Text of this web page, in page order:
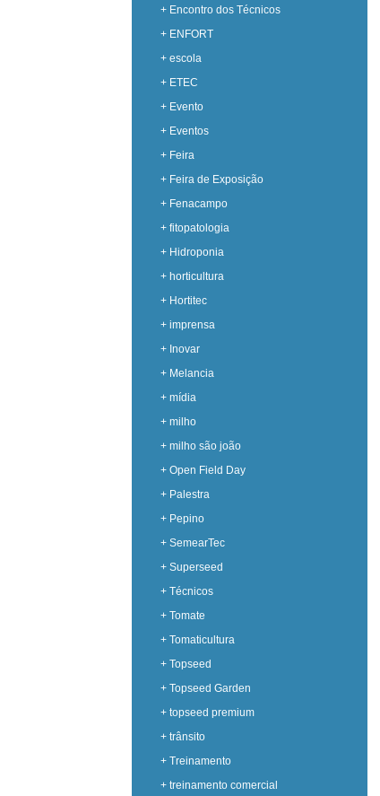
+ Encontro dos Técnicos
+ ENFORT
+ escola
+ ETEC
+ Evento
+ Eventos
+ Feira
+ Feira de Exposição
+ Fenacampo
+ fitopatologia
+ Hidroponia
+ horticultura
+ Hortitec
+ imprensa
+ Inovar
+ Melancia
+ mídia
+ milho
+ milho são joão
+ Open Field Day
+ Palestra
+ Pepino
+ SemearTec
+ Superseed
+ Técnicos
+ Tomate
+ Tomaticultura
+ Topseed
+ Topseed Garden
+ topseed premium
+ trânsito
+ Treinamento
+ treinamento comercial